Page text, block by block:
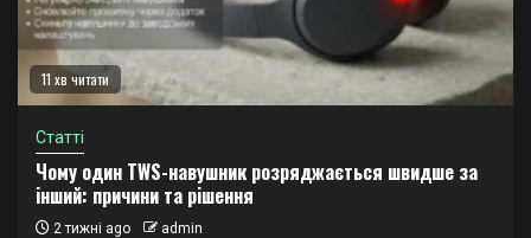
11 хв читати
Статті
Чому один TWS-навушник розряджається швидше за
інший: причини та рішення
2 тижні ago admin